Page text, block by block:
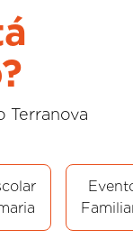
Terranova